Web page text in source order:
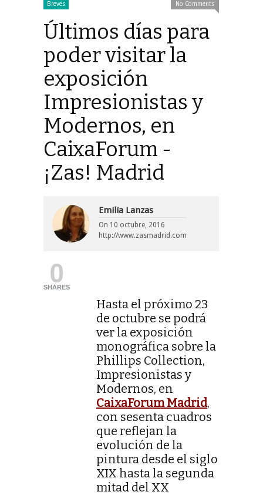
Breves No Comments
Últimos días para
poder visitar la
exposición
Impresionistas y
Modernos, en
CaixaForum -
¡Zas! Madrid
Emilia Lanzas
On 10 octubre, 2016
http://www.zasmadrid.com
0
SHARES
Hasta el próximo 23
de octubre se podrá
ver la exposición
monográfica sobre la
Phillips Collection,
Impresionistas y
Modernos, en
CaixaForum Madrid,
con sesenta cuadros
que reflejan la
evolución de la
pintura desde el siglo
XIX hasta la segunda
mitad del XX